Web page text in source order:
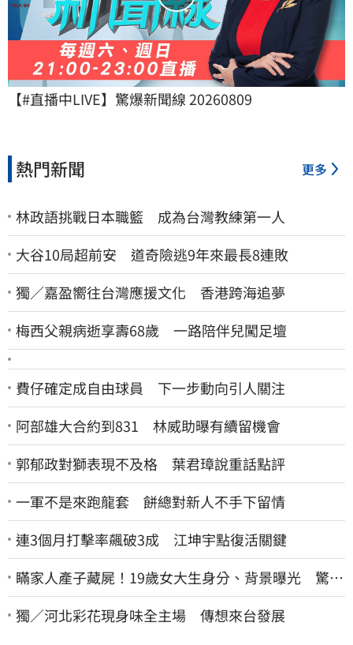
【#直播中LIVE】驚爆新聞線 20260809
熱門新聞 更多
林政語挑戰日本職籃 成為台灣教練第一人
大谷10局超前安 道奇險逃9年來最長8連敗
獨／嘉盈嚮往台灣應援文化 香港跨海追夢
梅西父親病逝享壽68歲 一路陪伴兒闖足壇
費仔確定成自由球員 下一步動向引人關注
阿部雄大合約到831 林威助曝有續留機會
郭郁政對獅表現不及格 葉君璋說重話點評
一軍不是來跑龍套 餅總對新人不手下留情
連3個月打擊率飆破3成 江坤宇點復活關鍵
瞞家人產子藏屍！19歲女大生身分、背景曝光 驚見
「產檢紀錄全空白」
獨／河北彩花現身味全主場 傳想來台發展